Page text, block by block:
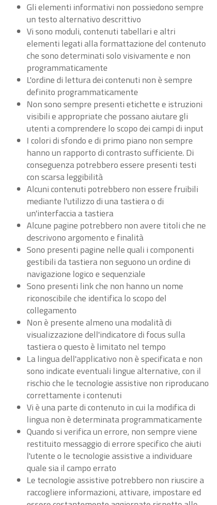
Gli elementi informativi non possiedono sempre
un testo alternativo descrittivo
Vi sono moduli, contenuti tabellari e altri
elementi legati alla formattazione del contenuto
che sono determinati solo visivamente e non
programmaticamente
L'ordine di lettura dei contenuti non è sempre
definito programmaticamente
Non sono sempre presenti etichette e istruzioni
visibili e appropriate che possano aiutare gli
utenti a comprendere lo scopo dei campi di input
I colori di sfondo e di primo piano non sempre
hanno un rapporto di contrasto sufficiente. Di
conseguenza potrebbero essere presenti testi
con scarsa leggibilità
Alcuni contenuti potrebbero non essere fruibili
mediante l'utilizzo di una tastiera o di
un'interfaccia a tastiera
Alcune pagine potrebbero non avere titoli che ne
descrivono argomento e finalità
Sono presenti pagine nelle quali i componenti
gestibili da tastiera non seguono un ordine di
navigazione logico e sequenziale
Sono presenti link che non hanno un nome
riconoscibile che identifica lo scopo del
collegamento
Non è presente almeno una modalità di
visualizzazione dell'indicatore di focus sulla
tastiera o questo è limitato nel tempo
La lingua dell'applicativo non è specificata e non
sono indicate eventuali lingue alternative, con il
rischio che le tecnologie assistive non riproducano
correttamente i contenuti
Vi è una parte di contenuto in cui la modifica di
lingua non è determinata programmaticamente
Quando si verifica un errore, non sempre viene
restituito messaggio di errore specifico che aiuti
l'utente o le tecnologie assistive a individuare
quale sia il campo errato
Le tecnologie assistive potrebbero non riuscire a
raccogliere informazioni, attivare, impostare ed